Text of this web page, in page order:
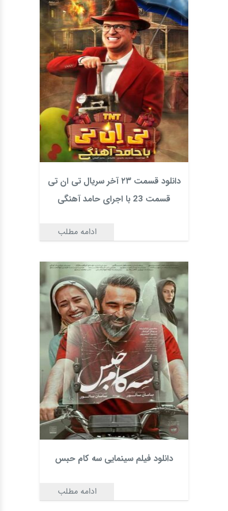
دانلود قسمت ۲۳ آخر سریال تی ان تی
قسمت 23 با اجرای حامد آهنگی
ادامه مطلب
دانلود فیلم سینمایی سه کام حبس
ادامه مطلب